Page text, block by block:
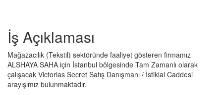
İş Açıklaması
Mağazacılık (Tekstil) sektöründe faaliyet gösteren firmamız
ALSHAYA SAHA için İstanbul bölgesinde Tam Zamanlı olarak
çalışacak Victorias Secret Satış Danışmanı / İstiklal Caddesi
arayışımız bulunmaktadır.